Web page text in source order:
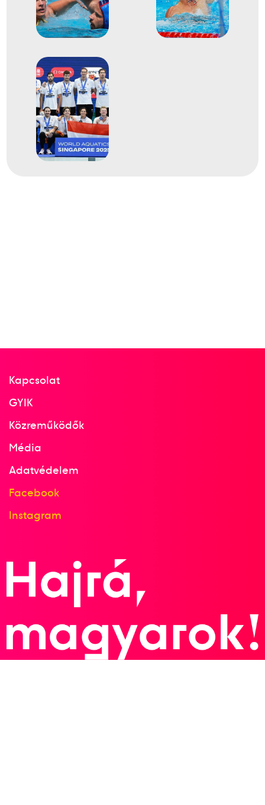
Kapcsolat
GYIK
Közreműködők
Média
Adatvédelem
Facebook
Instagram